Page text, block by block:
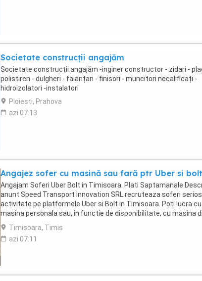
Societate construcții angajăm
Societate construcții angajăm -inginer constructor - zidari -
polistiren - dulgheri - faianțari - finisori - muncitori necalificați -
hidroizolatori -instalatori
Ploiesti, Prahova
azi 07:13
Angajez sofer cu masină sau fară ptr Uber si bolt
Angajam Soferi Uber Bolt in Timisoara. Plati Saptamanale
anunt Speed Transport Innovation SRL recruteaza soferi
activitate pe platformele Uber si Bolt in Timisoara. Poti lucra cu
masina personala sau, in functie de disponibilitate, cu masina
Oferim sprijin complet ...
Timisoara, Timis
azi 07:11